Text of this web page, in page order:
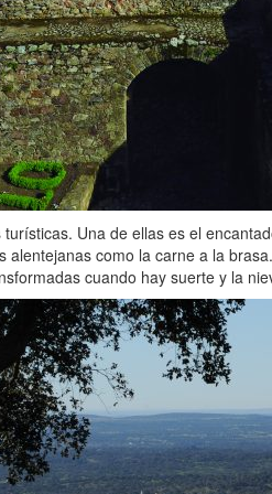
Una de ellas es el
alentejanas como la carne a la
cuando hay suerte y la